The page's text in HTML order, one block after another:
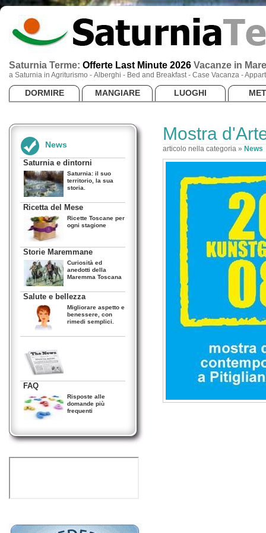
Saturnia Terme: Offerte Last Minute 2026 Vacanze in
a Saturnia in Agriturismo - Alberghi - Bed and Breakfast - Case Vacanza -
DORMIRE MANGIARE LUOGHI
News
Saturnia e dintorni
Saturnia: il suo
territorio, la sua
storia.
Ricetta del Mese
Ricette Toscane per
ogni stagione
Storie Maremmane
Curiosità ed
anedotti della
Maremma Toscana
Salute e bellezza
Migliorare aspetto e
benessere, con
rimedi semplici.
FAQ
Risposte alle
domande più
frequenti
Mostra
articolo nella categoria » News